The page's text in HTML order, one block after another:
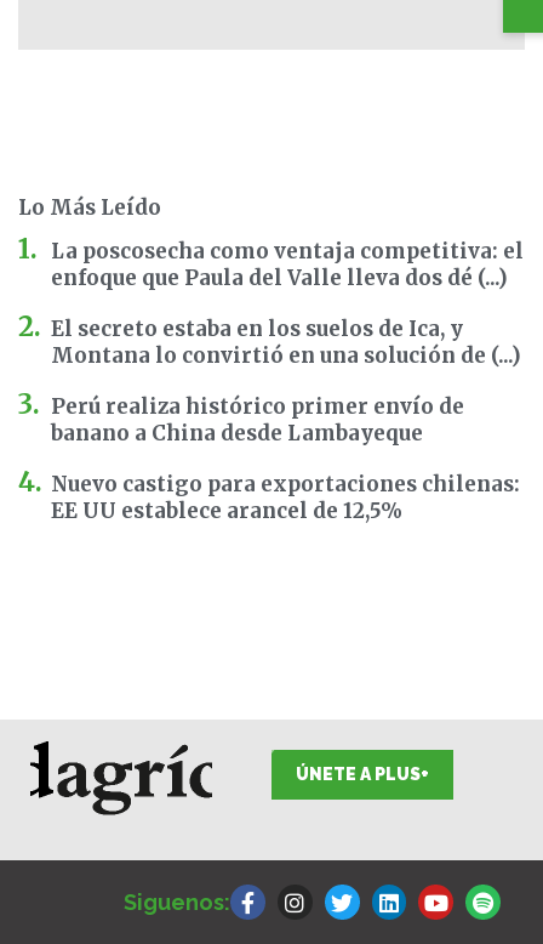
Lo Más Leído
La poscosecha como ventaja competitiva: el
enfoque que Paula del Valle lleva dos dé (...)
El secreto estaba en los suelos de Ica, y
Montana lo convirtió en una solución de (...)
Perú realiza histórico primer envío de
banano a China desde Lambayeque
Nuevo castigo para exportaciones chilenas:
EE UU establece arancel de 12,5%
ÚNETE A PLUS+
Siguenos:
a
c
n
s
w
i
i
n
o
u
p
o